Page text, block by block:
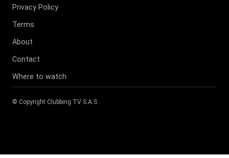
Privacy Policy
Terms
About
Contact
Where to watch
© Copyright Clubbing TV S.A.S